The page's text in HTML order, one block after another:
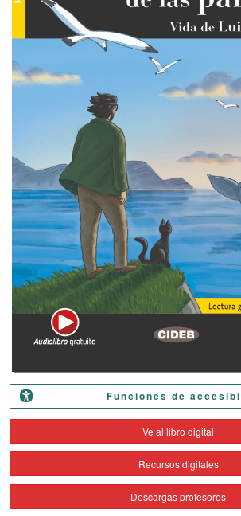
Funciones de
Ve al libro digital
Recursos digitales
Descargas profesores